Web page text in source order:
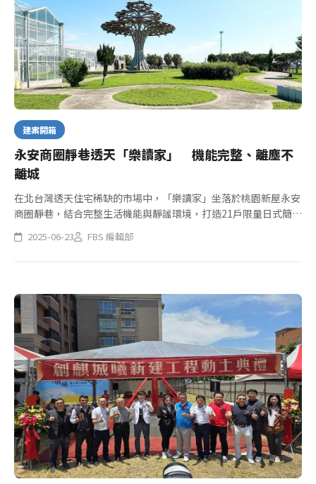
建案開箱
永安商圈靜巷透天「樂讀家」 機能完整、離塵不
離城
在北台灣透天住宅稀缺的市場中，「樂讀家」坐落於桃園新屋永安
商圈靜巷，結合完整生活機能與靜謐環境，打造21戶限量日式簡約
風透天宅。建案總價不到1300萬，擁有3樓半格局與露天陽台，一
樓11米空間可停雙車，為雙北與桃園首購或換屋族提供絕佳選
2025-06-23 FBS 編輯部